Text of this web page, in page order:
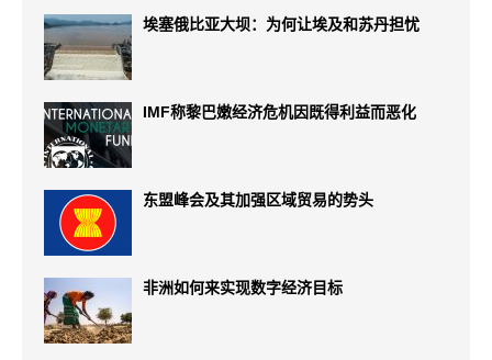
埃塞俄比亚大坝：为何让埃及和苏丹担忧
IMF称黎巴嫩经济危机因既得利益而恶化
东盟峰会及其加强区域贸易的势头
非洲如何来实现数字经济目标